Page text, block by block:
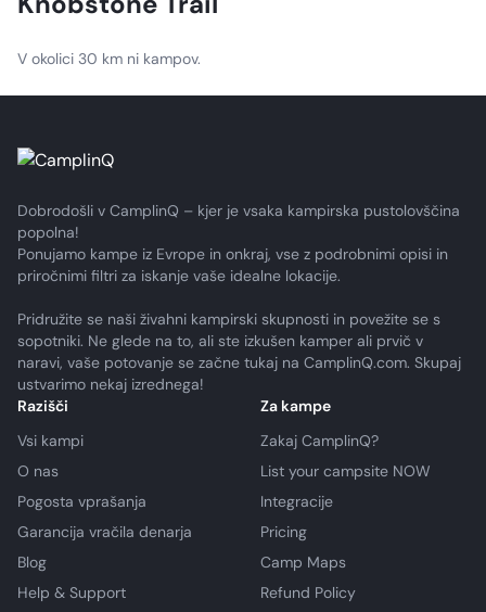
V okolici 30 km ni kampov.
Dobrodošli v CamplinQ – kjer je vsaka kampirska pustolovščina
popolna!
Ponujamo kampe iz Evrope in onkraj, vse z podrobnimi opisi in
priročnimi filtri za iskanje vaše idealne lokacije.
Pridružite se naši živahni kampirski skupnosti in povežite se s
sopotniki. Ne glede na to, ali ste izkušen kamper ali prvič v
naravi, vaše potovanje se začne tukaj na CamplinQ.com. Skupaj
ustvarimo nekaj izrednega!
Razišči
Vsi kampi
O nas
Pogosta vprašanja
Garancija vračila denarja
Blog
Help & Support
Za kampe
Zakaj CamplinQ?
List your campsite NOW
Integracije
Pricing
Camp Maps
Refund Policy